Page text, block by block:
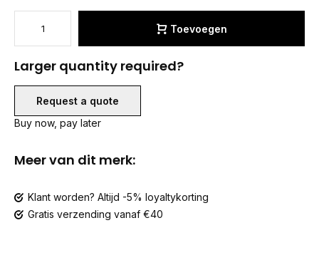
Toevoegen
Larger quantity required?
Request a quote
Buy now, pay later
Meer van dit merk:
Klant worden? Altijd -5% loyaltykorting
Gratis verzending vanaf €40